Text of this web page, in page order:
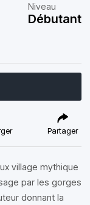
Niveau
Débutant
Partager
village mythique
par les gorges
donnant la